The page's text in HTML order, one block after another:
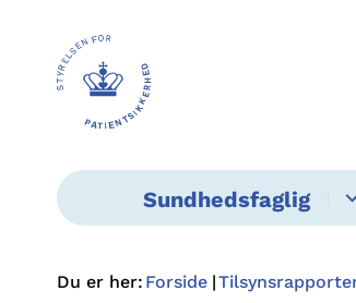
Sundhedsfaglig
Du er her: Forside